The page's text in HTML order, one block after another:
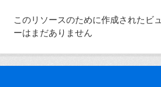
このリソースのために作成されたビュ
ーはまだありません